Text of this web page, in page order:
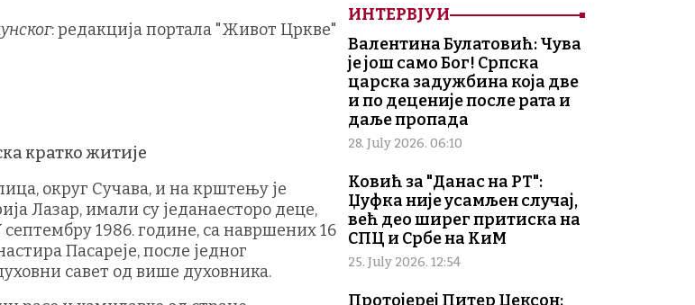
: редакција портала "Живот Цркве"
кратко житије
округ Сучава, и на крштењу је
Лазар, имали су једанаесторо деце,
1986. године, са навршених 16
Пасарeје, после једног
савет од више духовника.
ИНТЕРВЈУИ
Валентина Булатовић: Чува
је још само Бог! Српска
царска задужбина која две
и по деценије после рата и
даље пропада
28. July 2026. 06:10
Ковић за "Данас на РТ":
Џуфка није усамљен случај,
већ део ширег притиска на
СПЦ и Србе на КиМ
25. July 2026. 12:54
Протојереј Питер Џексон: